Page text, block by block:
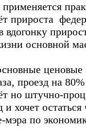
прироста
основной
проезд на
но штучно-
и хочет
по